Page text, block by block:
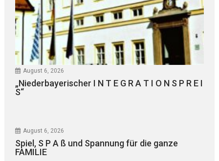
August 6, 2026
„Niederbayerischer I N T E G R A T I O N S P R E I
S“
August 6, 2026
Spiel, S P A ß und Spannung für die ganze
FAMILIE